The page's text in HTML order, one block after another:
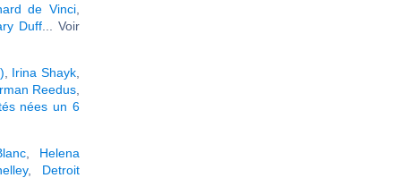
de Vinci
Duff ... Voir
Irina Shayk
Reedus
nées un 6
Helena
, Detroit